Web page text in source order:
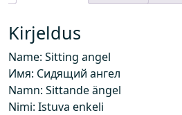
k
o
g
u
s
Kirjeldus
Name: Sitting angel
Имя: Сидящий ангел
Namn: Sittande ängel
Nimi: Istuva enkeli